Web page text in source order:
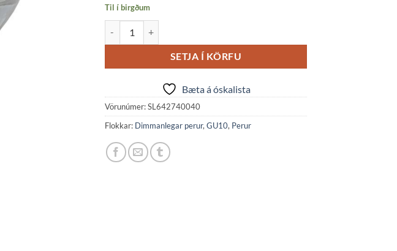
Til í birgðum
SETJA Í KÖRFU
Bæta á óskalista
Vörunúmer:SL642740040
Flokkar: Dimmanlegar perur, GU10, Perur